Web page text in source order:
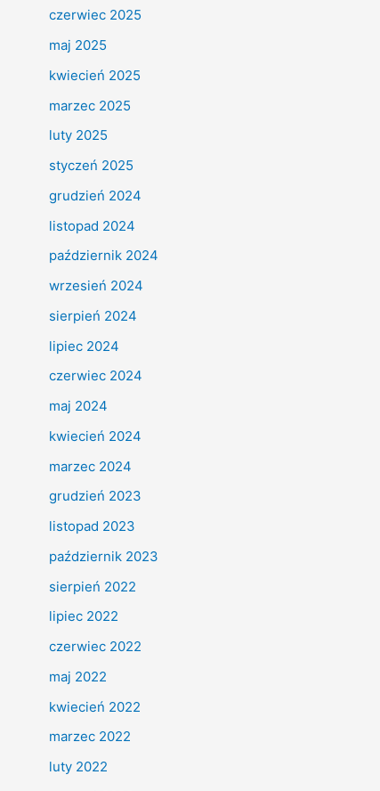
czerwiec 2025
maj 2025
kwiecień 2025
marzec 2025
luty 2025
styczeń 2025
grudzień 2024
listopad 2024
październik 2024
wrzesień 2024
sierpień 2024
lipiec 2024
czerwiec 2024
maj 2024
kwiecień 2024
marzec 2024
grudzień 2023
listopad 2023
październik 2023
sierpień 2022
lipiec 2022
czerwiec 2022
maj 2022
kwiecień 2022
marzec 2022
luty 2022